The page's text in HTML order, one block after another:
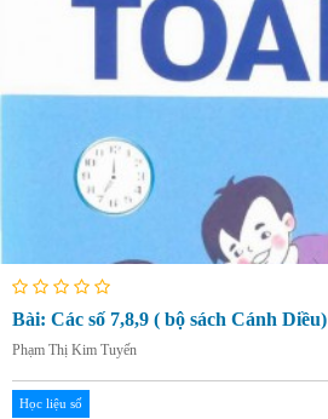
Bài: Các số 7,8,9 ( bộ sách Cánh Diều)
Phạm Thị Kim Tuyến
Học liệu số